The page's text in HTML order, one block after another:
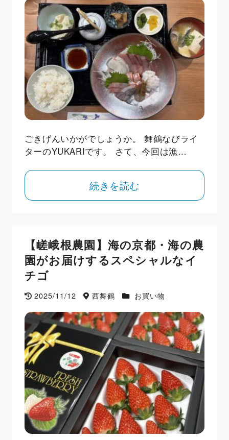
ごきげんいかがでしょうか。 舞鶴なびライ
ターのYUKARIです。 さて、今回は漁…
続きを読む
【嵯峨根農園】海の京都・海の農
園がお届けするスペシャルなイ
チゴ
2025/11/12 西舞鶴 お買い物